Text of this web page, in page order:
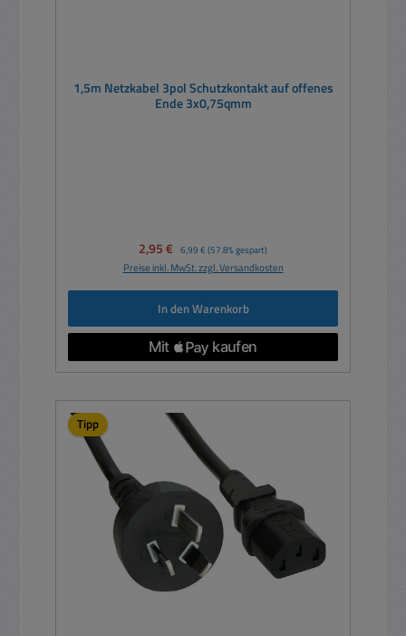
1,5m Netzkabel 3pol Schutzkontakt auf offenes
Ende 3x0,75qmm
Verkaufspreis:
2,95 € Regulärer Preis:
6,99 € (57.8% gespart)
Preise inkl. MwSt. zzgl. Versandkosten
In den Warenkorb
Tipp